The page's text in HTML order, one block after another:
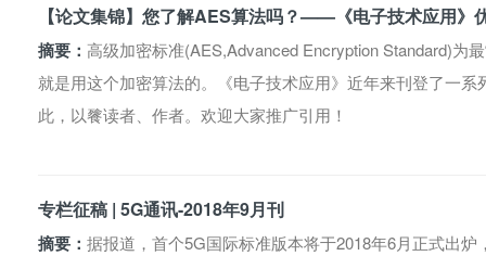
【论文集锦】您了解AES算法吗？——《电子技术应用》
摘要： 高级加密标准(AES,Advanced Encryption Standard)为
就是用这个加密算法的。《电子技术应用》近年来刊登了一
此，以餮读者、作者。欢迎大家推广引用！
专栏征稿 | 5G通讯-2018年9月刊
摘要： 据报道，首个5G国际标准版本将于2018年6月正式出